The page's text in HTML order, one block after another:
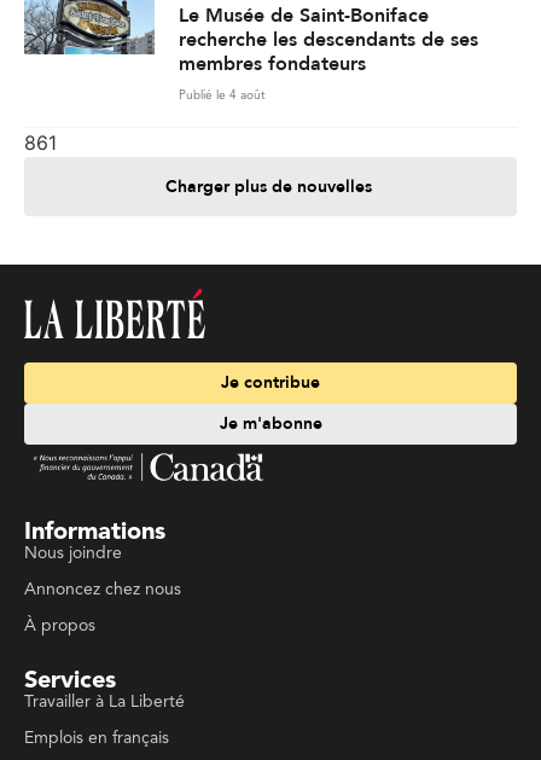
Le Musée de Saint-Boniface
recherche les descendants de ses
membres fondateurs
Publié le 4 août
861
Charger plus de nouvelles
Je contribue
Je m'abonne
Informations
Nous joindre
Annoncez chez nous
À propos
Services
Travailler à La Liberté
Emplois en français